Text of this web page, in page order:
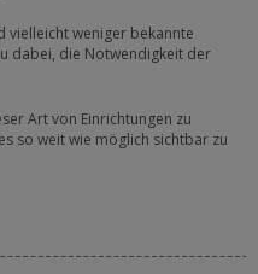
vielleicht weniger bekannte
dabei, die Notwendigkeit der
Art von Einrichtungen zu
so weit wie möglich sichtbar zu